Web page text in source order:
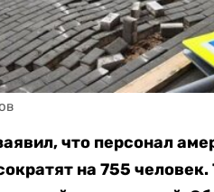
что персонал
на 755